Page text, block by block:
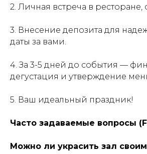
2. Личная встреча в ресторане,
3. Внесение депозита для
даты за вами.
4. За 3-5 дней до события —
дегустация и утверждение
5. Ваш идеальный праздник!
Часто задаваемые вопросы
Можно ли украсить зал